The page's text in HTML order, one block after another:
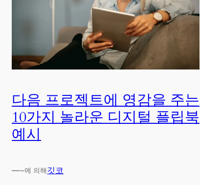
다음 프로젝트에 영감을 주는
10가지 놀라운 디지털 플립북
예시
—~에 의해깃코